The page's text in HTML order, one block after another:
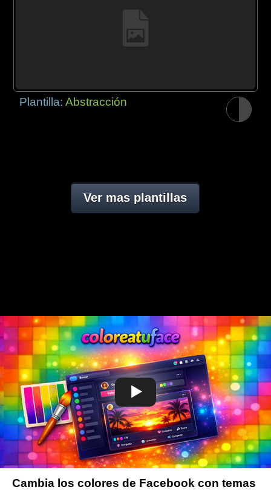
Plantilla:Abstracción
Ver mas plantillas
Cambia los colores de Facebook con temas